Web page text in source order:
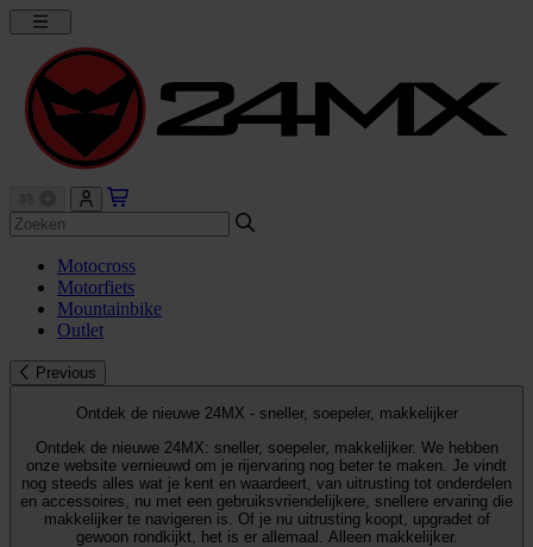
Motocross
Motorfiets
Mountainbike
Outlet
Previous
Ontdek de nieuwe 24MX - sneller, soepeler, makkelijker
Ontdek de nieuwe 24MX: sneller, soepeler, makkelijker. We hebben
onze website vernieuwd om je rijervaring nog beter te maken. Je vindt
nog steeds alles wat je kent en waardeert, van uitrusting tot onderdelen
en accessoires, nu met een gebruiksvriendelijkere, snellere ervaring die
makkelijker te navigeren is. Of je nu uitrusting koopt, upgradet of
gewoon rondkijkt, het is er allemaal. Alleen makkelijker.